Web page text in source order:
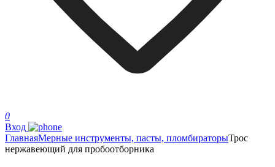
0
Вход
ГлавнаяМерные инструменты, пасты, пломбираторыТрос
нержавеющий для пробоотборника